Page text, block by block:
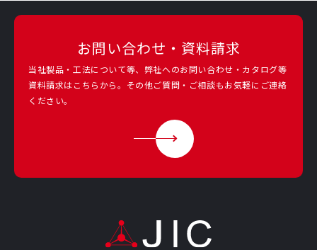
お問い合わせ・資料請求
当社製品・工法について等、弊社へのお問い合わせ・カタログ等
資料請求はこちらから。その他ご質問・ご相談もお気軽にご連絡
ください。